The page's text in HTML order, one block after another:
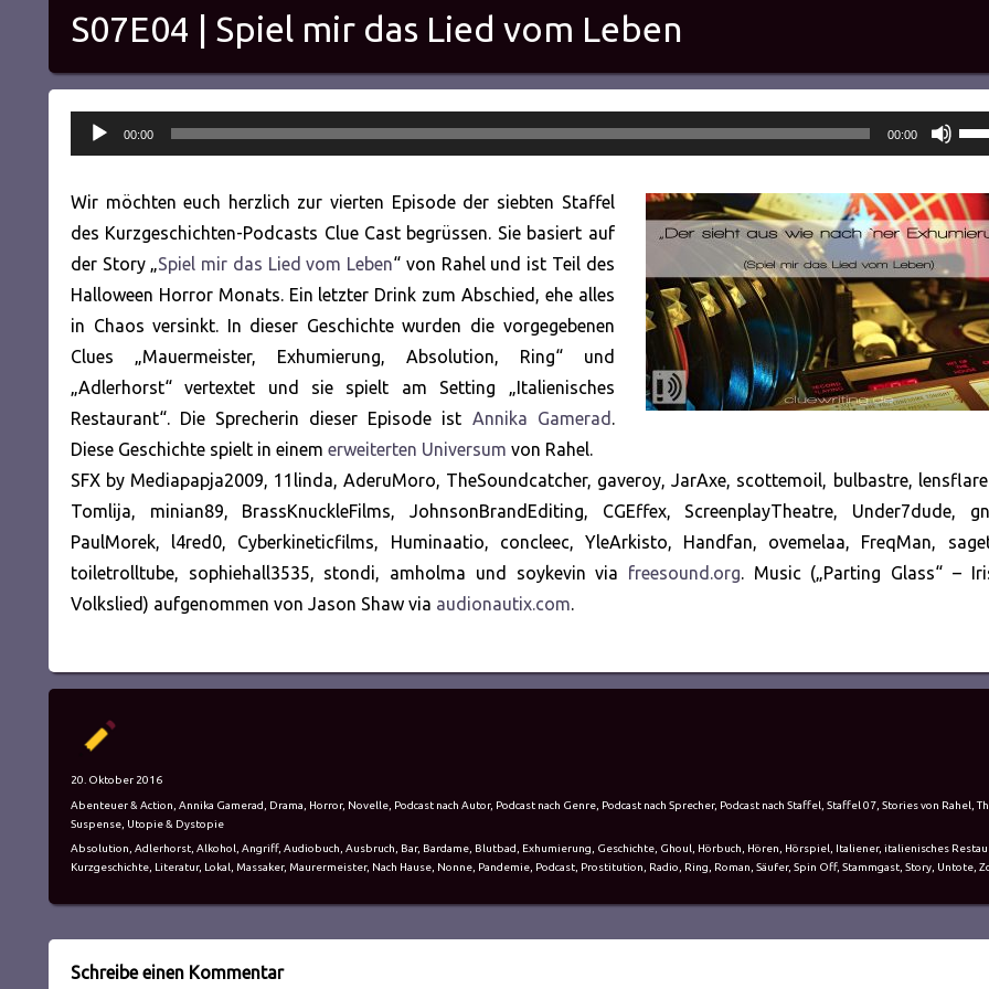
S07E04 | Spiel mir das Lied vom Leben
Audio-
Player
00:00 00:00
um
die
zu
Wir möchten euch herzlich zur vierten Episode der siebten Staffel
des Kurzgeschichten-Podcasts Clue Cast begrüssen. Sie basiert auf
der Story „Spiel mir das Lied vom Leben“ von Rahel und ist Teil des
Halloween Horror Monats. Ein letzter Drink zum Abschied, ehe alles
in Chaos versinkt. In dieser Geschichte wurden die vorgegebenen
Clues „Mauermeister, Exhumierung, Absolution, Ring“ und
„Adlerhorst“ vertextet und sie spielt am Setting „Italienisches
Restaurant“. Die Sprecherin dieser Episode ist Annika Gamerad .
Diese Geschichte spielt in einem erweiterten Universum von Rahel.
SFX by Mediapapja2009, 11linda, AderuMoro, TheSoundcatcher, gaveroy, JarAxe, scottemoil, bulbastre,
Tomlija, minian89, BrassKnuckleFilms, JohnsonBrandEditing, CGEffex, ScreenplayTheatre, Under7dude,
PaulMorek, l4red0, Cyberkineticfilms, Huminaatio, concleec, YleArkisto, Handfan, ovemelaa, FreqMan,
toiletrolltube, sophiehall3535, stondi, amholma und soykevin via freesound.org. Music („Parting Glass“ –
Volkslied) aufgenommen von Jason Shaw via audionautix.com.
Veröffentlicht
am
20. Oktober 2016
Kategorien
Abenteuer & Action Annika Gamerad Drama Horror, Novelle Podcast nach Autor, Podcast nach Genre Podcast nach Sprecher, Podcast nach Staffel Staffel 07 Stories von Rahel ,
Suspense Utopie & Dystopie
Schlagwörter
Absolution Adlerhorst Alkohol Angriff, Audiobuch Ausbruch Bar, Bardame Blutbad Exhumierung Geschichte Ghoul Hörbuch Hören Hörspiel Italiener, italienisches
Kurzgeschichte Literatur, Lokal Massaker, Maurermeister, Nach Hause Nonne Pandemie Podcast Prostitution Radio Ring Roman Säufer, Spin Off, Stammgast Story Untote
Schreibe einen Kommentar